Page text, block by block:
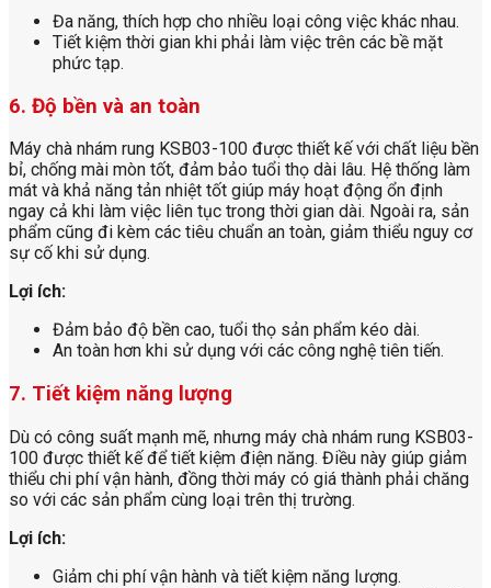
Đa năng, thích hợp cho nhiều loại công việc khác nhau.
Tiết kiệm thời gian khi phải làm việc trên các bề mặt
phức tạp.
6. Độ bền và an toàn
Máy chà nhám rung KSB03-100 được thiết kế với chất liệu bền
bỉ, chống mài mòn tốt, đảm bảo tuổi thọ dài lâu. Hệ thống làm
mát và khả năng tản nhiệt tốt giúp máy hoạt động ổn định
ngay cả khi làm việc liên tục trong thời gian dài. Ngoài ra, sản
phẩm cũng đi kèm các tiêu chuẩn an toàn, giảm thiểu nguy cơ
sự cố khi sử dụng.
Lợi ích:
Đảm bảo độ bền cao, tuổi thọ sản phẩm kéo dài.
An toàn hơn khi sử dụng với các công nghệ tiên tiến.
7. Tiết kiệm năng lượng
Dù có công suất mạnh mẽ, nhưng máy chà nhám rung KSB03-
100 được thiết kế để tiết kiệm điện năng. Điều này giúp giảm
thiểu chi phí vận hành, đồng thời máy có giá thành phải chăng
so với các sản phẩm cùng loại trên thị trường.
Lợi ích:
Giảm chi phí vận hành và tiết kiệm năng lượng.